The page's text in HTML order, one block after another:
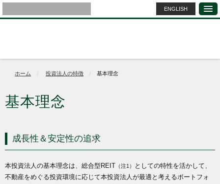
ENGLISH
ホーム 投資法人の特徴 基本理念
基本理念
成長性＆安定性の追求
本投資法人の基本理念は、総合型REIT （注1）
としての特性を活かして、
不動産をめぐる投資環境に応じて本投資法人が最適と考えるポートフォ